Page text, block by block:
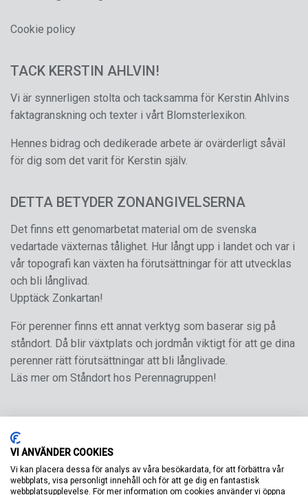
Cookie policy
TACK KERSTIN AHLVIN!
Vi är synnerligen stolta och tacksamma för Kerstin Ahlvins
faktagranskning och texter i vårt Blomsterlexikon.
Hennes bidrag och dedikerade arbete är ovärderligt såväl
för dig som det varit för Kerstin själv.
DETTA BETYDER ZONANGIVELSERNA
Det finns ett genomarbetat material om de svenska
vedartade växternas tålighet. Hur långt upp i landet och var i
vår topografi kan växten ha förutsättningar för att utvecklas
och bli långlivad.
Upptäck Zonkartan!
För perenner finns ett annat verktyg som baserar sig på
ståndort. Då blir växtplats och jordmån viktigt för att ge dina
perenner rätt förutsättningar att bli långlivade.
Läs mer om Ståndort hos Perennagruppen!
VI ANVÄNDER COOKIES
Vi kan placera dessa för analys av våra besökardata, för att förbättra vår
webbplats, visa personligt innehåll och för att ge dig en fantastisk
webbplatsupplevelse. För mer information om cookies använder vi öppna